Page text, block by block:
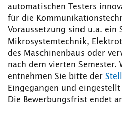
automatischen Testers
für die
Voraussetzung sind u.a. ein
Mikrosystemtechnik,
des Maschinenbaus oder
nach dem vierten Semester.
entnehmen Sie bitte der
Eingegangen und
Die Bewerbungsfrist endet